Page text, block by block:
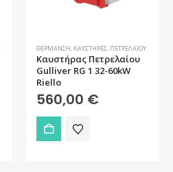
ΘΈΡΜΑΝΣΗ, ΚΑΥΣΤΉΡΕΣ, ΠΕΤΡΕΛΑΊΟΥ
Καυστήρας Πετρελαίου
Gulliver RG 1 32-60kW
Riello
560,00 €